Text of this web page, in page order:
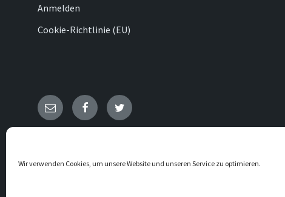
Wir verwenden Cookies, um unsere Website und unseren Service zu optimieren.
Anmelden
Cookie-Richtlinie (EU)
E- FacebookTwitter